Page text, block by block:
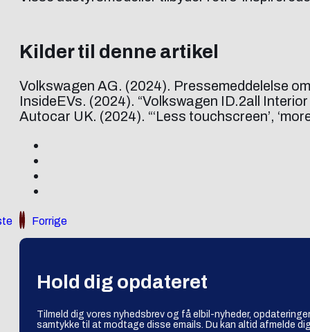
Kilder til denne artikel
Volkswagen AG. (2024). Pressemeddelelse
InsideEVs. (2024). “Volkswagen ID.2all
Autocar UK. (2024). “‘Less touchscreen’,
Forrige
Hold dig opdateret
Tilmeld dig vores nyhedsbrev og få elbil-nyheder,
samtykke til at modtage disse emails. Du kan altid afmelde